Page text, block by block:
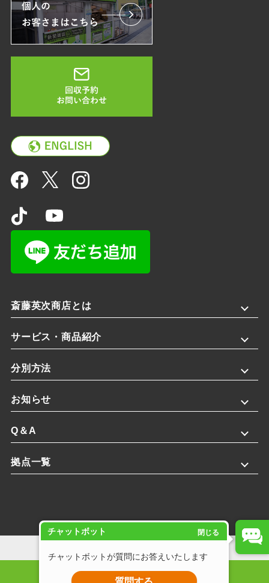
斎藤英次商店とは
サービス・商品紹介
分別方法
お知らせ
Q＆A
拠点一覧
Copyright © 2025 株式会社斎藤英次商店. All rights reserved.
チャットボット 閉じる
チャットボットが質問にお答えいたします